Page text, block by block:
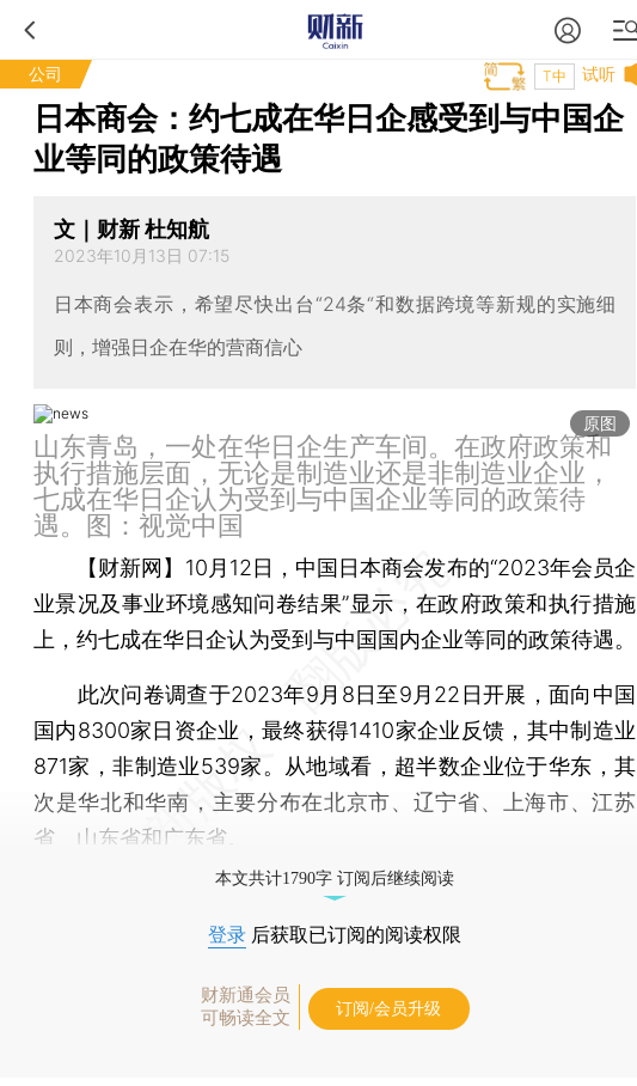
公司 试听
T中
日本商会：约七成在华日企感受到与中国企
业等同的政策待遇
文｜财新 杜知航
2023年10月13日 07:15
日本商会表示，希望尽快出台“24条“和数据跨境等新规的实施细
则，增强日企在华的营商信心
原图
山东青岛，一处在华日企生产车间。在政府政策和
执行措施层面，无论是制造业还是非制造业企业，
七成在华日企认为受到与中国企业等同的政策待
遇。图：视觉中国
【财新网】 10月12日，中国日本商会发布的“2023年会员企
业景况及事业环境感知问卷结果”显示，在政府政策和执行措施
上，约七成在华日企认为受到与中国国内企业等同的政策待遇。
此次问卷调查于2023年9月8日至9月22日开展，面向中国
国内8300家日资企业，最终获得1410家企业反馈，其中制造业
871家，非制造业539家。从地域看，超半数企业位于华东，其
次是华北和华南，主要分布在北京市、辽宁省、上海市、江苏
省、山东省和广东省。
本文共计1790字 订阅后继续阅读
登录 后获取已订阅的阅读权限
财新通会员
可畅读全文
订阅/会员升级